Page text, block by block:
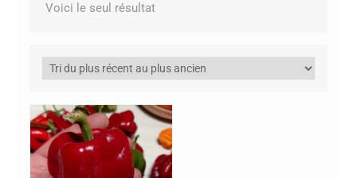
Voici le seul résultat